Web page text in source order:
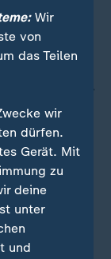
Wir
von
das Teilen
wir
dürfen.
Gerät. Mit
zu
deine
unter
und